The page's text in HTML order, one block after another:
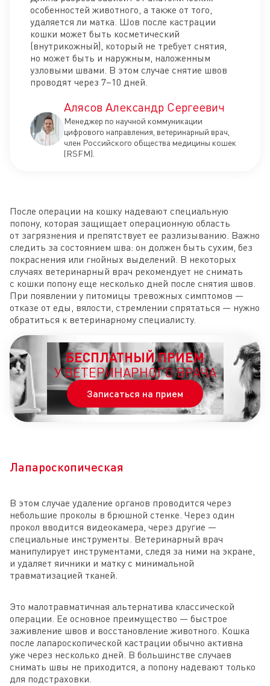
особенностей животного, а также от того,
удаляется ли матка. Шов после кастрации
кошки может быть косметический
(внутрикожный), который не требует снятия,
но может быть и наружным, наложенным
узловыми швами. В этом случае снятие швов
проводят через 7–10 дней.
Алясов Александр Сергеевич
Менеджер по научной коммуникации
цифрового направления, ветеринарный врач,
член Российского общества медицины кошек
(RSFM).
После операции на кошку надевают специальную
попону, которая защищает операционную область
от загрязнения и препятствует ее разлизыванию. Важно
следить за состоянием шва: он должен быть сухим, без
покраснения или гнойных выделений. В некоторых
случаях ветеринарный врач рекомендует не снимать
с кошки попону еще несколько дней после снятия швов.
При появлении у питомицы тревожных симптомов —
отказе от еды, вялости, стремлении спрятаться — нужно
обратиться к ветеринарному специалисту.
БЕСПЛАТНЫЙ ПРИЕМ
У ВЕТЕРИНАРНОГО ВРАЧА
Записаться на прием
Лапароскопическая
В этом случае удаление органов проводится через
небольшие проколы в брюшной стенке. Через один
прокол вводится видеокамера, через другие —
специальные инструменты. Ветеринарный врач
манипулирует инструментами, следя за ними на экране,
и удаляет яичники и матку с минимальной
травматизацией тканей.
Это малотравматичная альтернатива классической
операции. Ее основное преимущество — быстрое
заживление швов и восстановление животного. Кошка
после лапароскопической кастрации обычно активна
уже через несколько дней. В большинстве случаев
снимать швы не приходится, а попону надевают только
для подстраховки.